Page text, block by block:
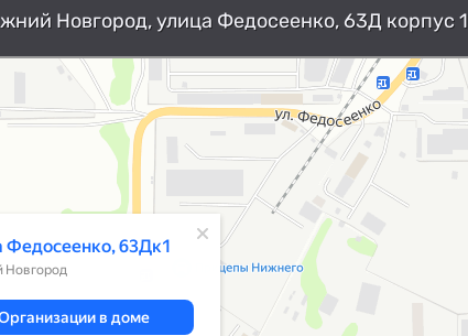
Новгород, улица Федосеенко, 63Д корпус 1
Нижний Новгород
Улица Федосеенко, 63Дк1 — Яндекс Карты